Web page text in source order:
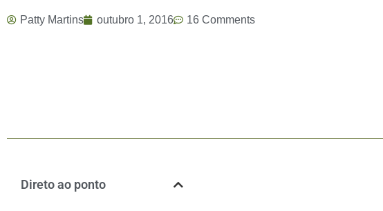
Patty Martins outubro 1, 2016 16 Comments
Direto ao ponto